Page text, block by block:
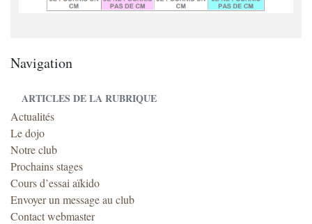
Navigation
ARTICLES DE LA RUBRIQUE
Actualités
Le dojo
Notre club
Prochains stages
Cours d’essai aïkido
Envoyer un message au club
Contact webmaster